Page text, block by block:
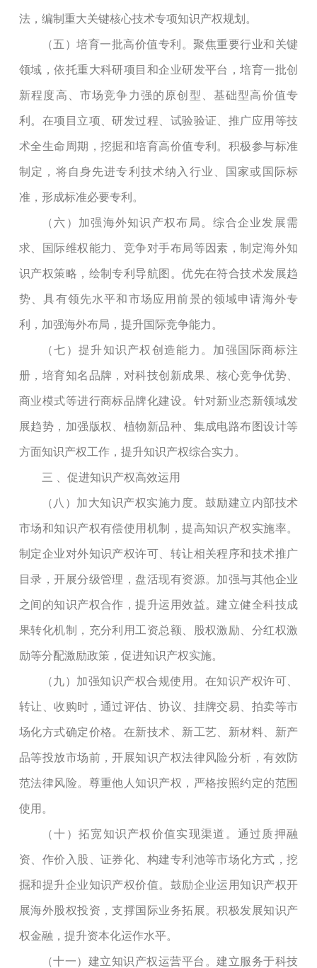
法，编制重大关键核心技术专项知识产权规划。
（五）培育一批高价值专利。聚焦重要行业和关键
领域，依托重大科研项目和企业研发平台，培育一批创
新程度高、市场竞争力强的原创型、基础型高价值专
利。在项目立项、研发过程、试验验证、推广应用等技
术全生命周期，挖掘和培育高价值专利。积极参与标准
制定，将自身先进专利技术纳入行业、国家或国际标
准，形成标准必要专利。
（六）加强海外知识产权布局。综合企业发展需
求、国际维权能力、竞争对手布局等因素，制定海外知
识产权策略，绘制专利导航图。优先在符合技术发展趋
势、具有领先水平和市场应用前景的领域申请海外专
利，加强海外布局，提升国际竞争能力。
（七）提升知识产权创造能力。加强国际商标注
册，培育知名品牌，对科技创新成果、核心竞争优势、
商业模式等进行商标品牌化建设。针对新业态新领域发
展趋势，加强版权、植物新品种、集成电路布图设计等
方面知识产权工作，提升知识产权综合实力。
三 、促进知识产权高效运用
（八）加大知识产权实施力度。鼓励建立内部技术
市场和知识产权有偿使用机制，提高知识产权实施率。
制定企业对外知识产权许可、转让相关程序和技术推广
目录，开展分级管理，盘活现有资源。加强与其他企业
之间的知识产权合作，提升运用效益。建立健全科技成
果转化机制，充分利用工资总额、股权激励、分红权激
励等分配激励政策，促进知识产权实施。
（九）加强知识产权合规使用。在知识产权许可、
转让、收购时，通过评估、协议、挂牌交易、拍卖等市
场化方式确定价格。在新技术、新工艺、新材料、新产
品等投放市场前，开展知识产权法律风险分析，有效防
范法律风险。尊重他人知识产权，严格按照约定的范围
使用。
（十）拓宽知识产权价值实现渠道。通过质押融
资、作价入股、证券化、构建专利池等市场化方式，挖
掘和提升企业知识产权价值。鼓励企业运用知识产权开
展海外股权投资，支撑国际业务拓展。积极发展知识产
权金融，提升资本化运作水平。
（十一）建立知识产权运营平台。建立服务于科技